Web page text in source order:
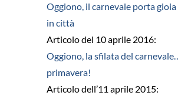
Oggiono, il carnevale porta gioia
in città
Articolo del 10 aprile 2016:
Oggiono, la sfilata del
primavera!
Articolo dell’11 aprile 2015: